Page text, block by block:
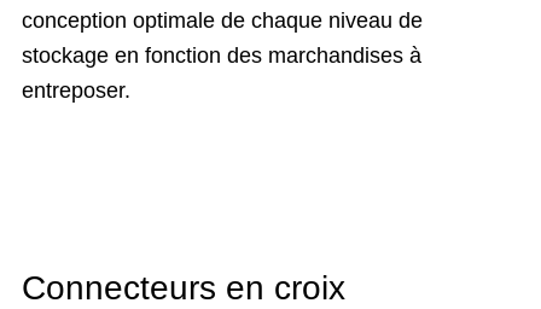
conception optimale de chaque niveau de
stockage en fonction des marchandises à
entreposer.
Connecteurs en croix